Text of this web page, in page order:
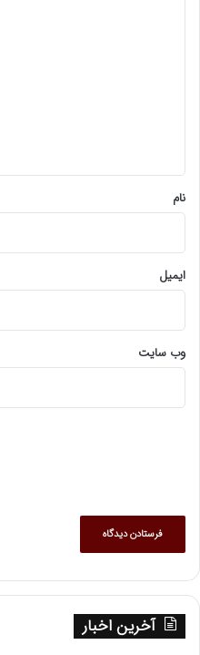
نام
ایمیل
وب‌ سایت
آخرین اخبار